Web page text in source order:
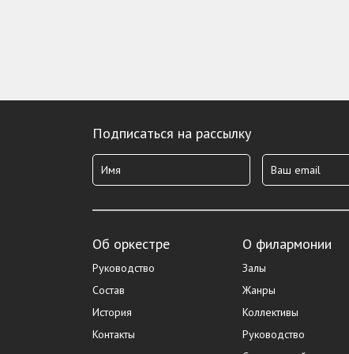
Подписаться на рассылку
Об оркестре
Руководство
Состав
История
Контакты
О филармонии
Залы
Жанры
Коллективы
Руководство